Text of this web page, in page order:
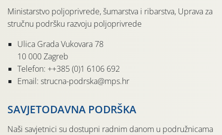
Ministarstvo poljoprivrede, šumarstva i ribarstva, Uprava za
stručnu podršku razvoju poljoprivrede
Ulica Grada Vukovara 78
10 000 Zagreb
Telefon: ++385 (0)1 6106 692
Email: strucna-podrska@mps.hr
SAVJETODAVNA PODRŠKA
Naši savjetnici su dostupni radnim danom u podružnicama